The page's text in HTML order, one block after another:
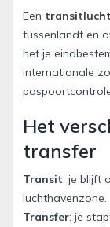
Een
tussenlandt en
het je
internationale
Het
transfer
Transit: je blijft
luchthavenzone.
Transfer: je